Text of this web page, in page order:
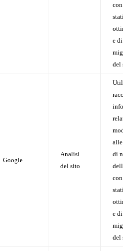
e di
del
Google
Analisi
del sito
di
e di
del